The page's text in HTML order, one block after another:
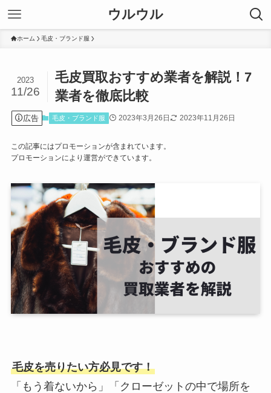
ウルウル
ホーム 毛皮・ブランド服
毛皮買取おすすめ業者を解説！7
業者を徹底比較
2023
11/26
広告 毛皮・ブランド服 2023年3月26日 2023年11月26日
この記事にはプロモーションが含まれています。
プロモーションにより運営ができています。
毛皮を売りたい方必見です！
「もう着ないから」「クローゼットの中で場所を